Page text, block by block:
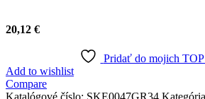
20,12 €
Pridať do mojich
Add to wishlist
Compare